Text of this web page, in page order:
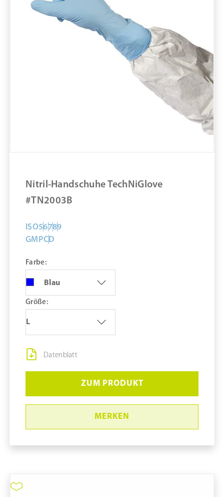
Nitril-Handschuhe TechNiGlove
#TN2003B
Blau
Farbe:
L
Größe:
Datenblatt
ISO56789
GMPCD
ZUM PRODUKT
MERKEN